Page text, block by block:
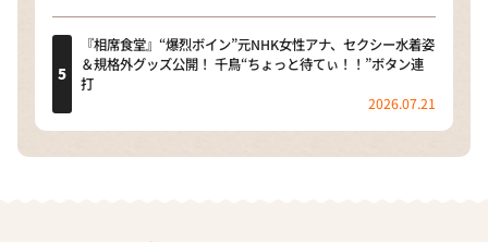
『相席食堂』“爆烈ボイン”元NHK女性アナ、セクシー水着姿
＆規格外グッズ公開！ 千鳥“ちょっと待てぃ！！”ボタン連
打
2026.07.21